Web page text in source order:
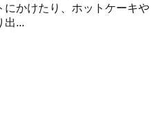
かけたり、ホットケーキや
出...